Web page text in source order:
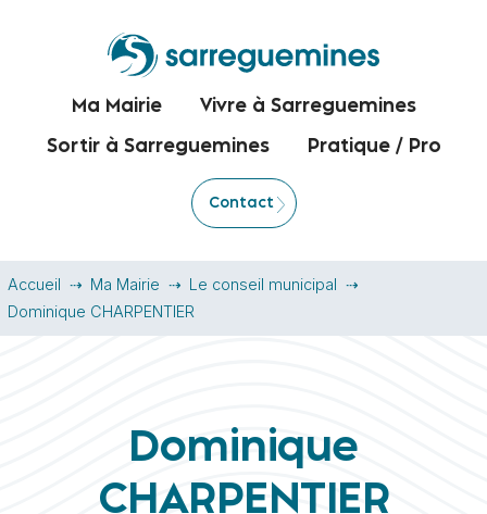
Ma Mairie Vivre à Sarreguemines
Sortir à Sarreguemines Pratique / Pro
Contact
Accueil Ma Mairie
Le conseil municipal
Dominique CHARPENTIER
Dominique
CHARPENTIER